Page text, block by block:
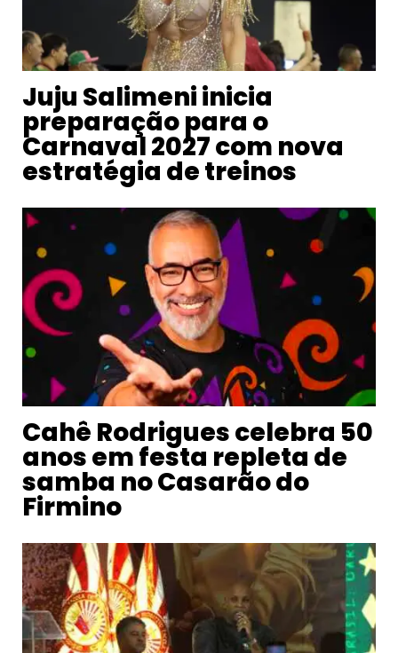
Juju Salimeni inicia
preparação para o
Carnaval 2027 com nova
estratégia de treinos
Cahê Rodrigues celebra 50
anos em festa repleta de
samba no Casarão do
Firmino